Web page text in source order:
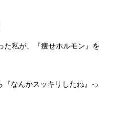
た私が、『痩せホルモン』を
なんかスッキリしたね』っ